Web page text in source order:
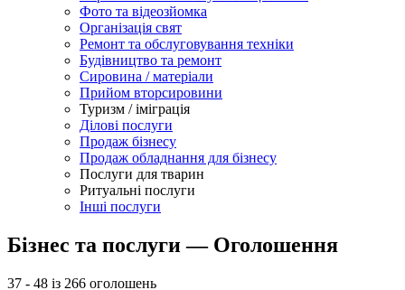
Фото та відеозйомка
Організація свят
Ремонт та обслуговування техніки
Будівництво та ремонт
Сировина / матеріали
Прийом вторсировини
Туризм / іміграція
Ділові послуги
Продаж бізнесу
Продаж обладнання для бізнесу
Послуги для тварин
Ритуальні послуги
Інші послуги
Бізнес та послуги — Оголошення
37 - 48 із 266 оголошень